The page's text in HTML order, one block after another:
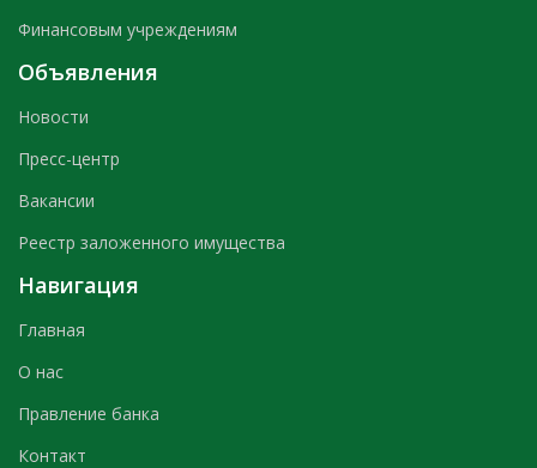
Финансовым учреждениям
Объявления
Новости
Пресс-центр
Вакансии
Реестр заложенного имущества
Навигация
Главная
О нас
Правление банка
Контакт